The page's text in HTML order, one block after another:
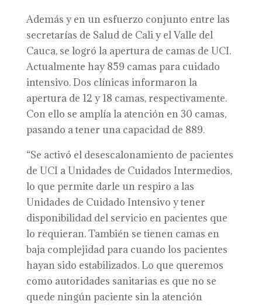
Además y en un esfuerzo conjunto entre las
secretarías de Salud de Cali y el Valle del
Cauca, se logró la apertura de camas de UCI.
Actualmente hay 859 camas para cuidado
intensivo. Dos clínicas informaron la
apertura de 12 y 18 camas, respectivamente.
Con ello se amplía la atención en 30 camas,
pasando a tener una capacidad de 889.
“Se activó el desescalonamiento de pacientes
de UCI a Unidades de Cuidados Intermedios,
lo que permite darle un respiro a las
Unidades de Cuidado Intensivo y tener
disponibilidad del servicio en pacientes que
lo requieran. También se tienen camas en
baja complejidad para cuando los pacientes
hayan sido estabilizados. Lo que queremos
como autoridades sanitarias es que no se
quede ningún paciente sin la atención